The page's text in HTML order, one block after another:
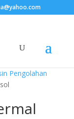
Pengolahan